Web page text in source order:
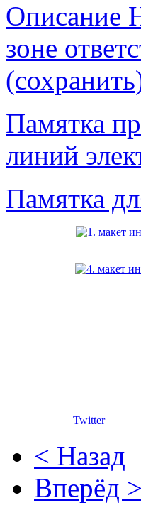
Описание
зоне
Памятка
линий
Памятка
Twitter
< Назад
Вперёд >